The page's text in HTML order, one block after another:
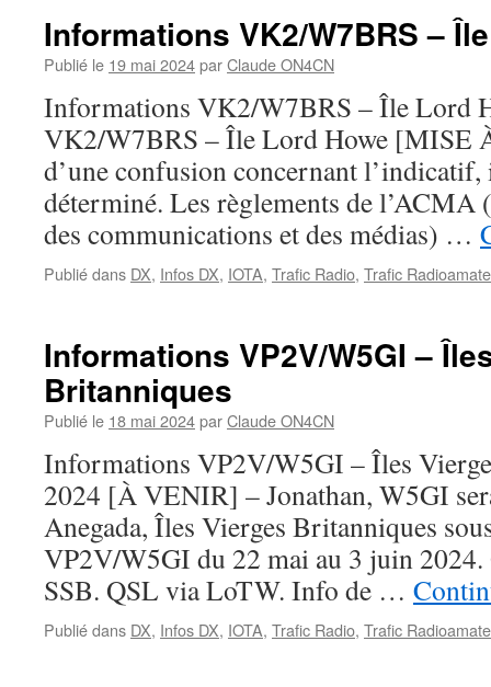
Informations VK2/W7BRS –
Publié le 19 mai 2024parClaude ON4CN
Informations VK2/W7BRS – Île Lord
VK2/W7BRS – Île Lord Howe [MISE
d’une confusion concernant l’indicatif,
déterminé. Les règlements de l’ACMA
des communications et des médias) …
Publié dans DX, Infos DX, IOTA, Trafic Radio, Trafic
Informations VP2V/W5GI –
Britanniques
Publié le 18 mai 2024parClaude ON4CN
Informations VP2V/W5GI – Îles
2024 [À VENIR] – Jonathan, W5GI
Anegada, Îles Vierges Britanniques
VP2V/W5GI du 22 mai au 3 juin
SSB. QSL via LoTW. Info de …
Publié dans DX, Infos DX, IOTA, Trafic Radio, Trafic